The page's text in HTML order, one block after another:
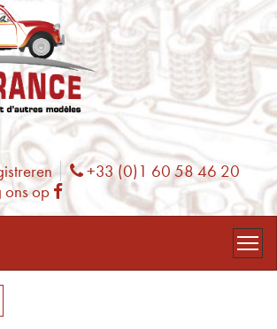
Phone
+33 (0)1 60 58 46 20
ons op Facebook